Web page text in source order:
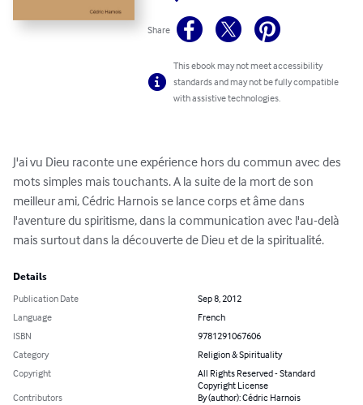
Share
This ebook may not meet accessibility
standards and may not be fully compatible
with assistive technologies.
J'ai vu Dieu raconte une expérience hors du commun avec des
mots simples mais touchants. A la suite de la mort de son
meilleur ami, Cédric Harnois se lance corps et âme dans
l'aventure du spiritisme, dans la communication avec l'au-delà
mais surtout dans la découverte de Dieu et de la spiritualité.
Details
Publication Date
Sep 8, 2012
Language
French
ISBN
9781291067606
Category
Religion & Spirituality
Copyright
All Rights Reserved - Standard
Copyright License
Contributors
By (author): Cédric Harnois